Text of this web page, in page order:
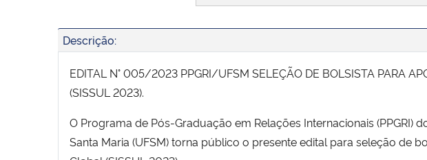
Descrição:
EDITAL N° 005/2023 PPGRI/UFSM SELEÇÃO DE BOLSISTA PARA
(SISSUL 2023).
O Programa de Pós-Graduação em Relações Internacionais (PPGRI)
Santa Maria (UFSM) torna público o presente edital para seleção de